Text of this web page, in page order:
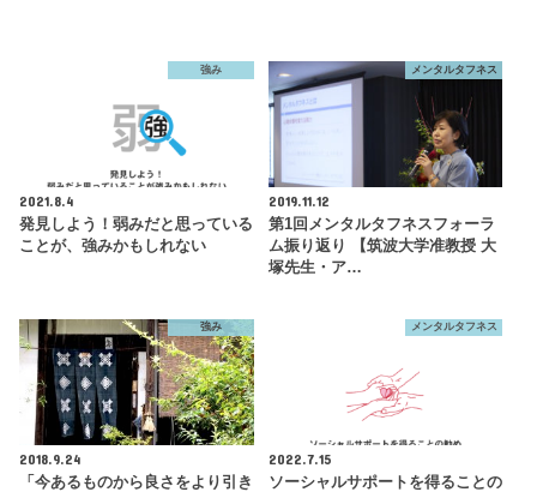
強み
2021.8.4
発見しよう！弱みだと思っている
ことが、強みかもしれない
メンタルタフネス
2019.11.12
第1回メンタルタフネスフォーラ
ム振り返り 【筑波大学准教授 大
塚先生・ア…
強み
2018.9.24
「今あるものから良さをより引き
メンタルタフネス
2022.7.15
ソーシャルサポートを得ることの